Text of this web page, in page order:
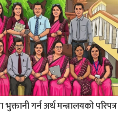
गर्न अर्थ मन्त्रालयको परिपत्र